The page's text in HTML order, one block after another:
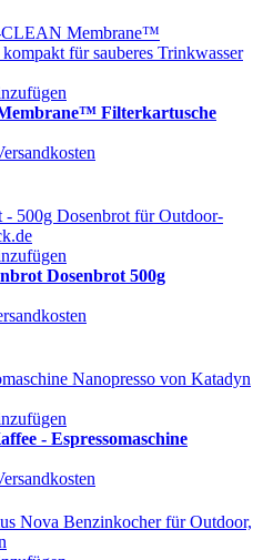
Filterkartusche
Dosenbrot 500g
- Espressomaschine